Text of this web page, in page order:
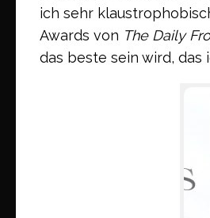
ich sehr
Awards von The Daily
das beste sein wird, das